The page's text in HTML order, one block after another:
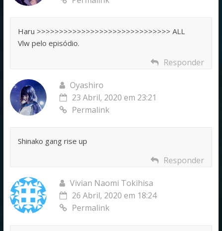
Haru >>>>>>>>>>>>>>>>>>>>>>>>>>>>>> ALL
Vlw pelo episódio.
Responder
Oyashiro
23 Abril, 2020 em 23:21
Permalink
Shinako gang rise up
Responder
Vivian Naomi Tokihisa
26 Abril, 2020 em 18:24
Permalink